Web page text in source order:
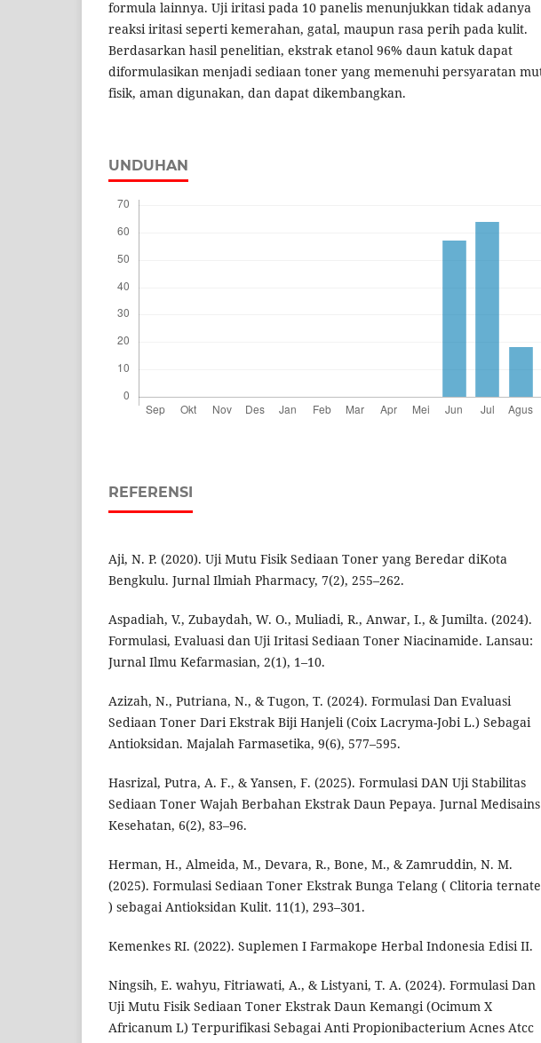
formula lainnya. Uji iritasi pada 10 panelis menunjukkan tidak adanya
reaksi iritasi seperti kemerahan, gatal, maupun rasa perih pada kulit.
Berdasarkan hasil penelitian, ekstrak etanol 96% daun katuk dapat
diformulasikan menjadi sediaan toner yang memenuhi persyaratan
fisik, aman digunakan, dan dapat dikembangkan.
UNDUHAN
REFERENSI
Aji, N. P. (2020). Uji Mutu Fisik Sediaan Toner yang Beredar diKota
Bengkulu. Jurnal Ilmiah Pharmacy, 7(2), 255–262.
Aspadiah, V., Zubaydah, W. O., Muliadi, R., Anwar, I., & Jumilta. (2024).
Formulasi, Evaluasi dan Uji Iritasi Sediaan Toner Niacinamide. Lansau:
Jurnal Ilmu Kefarmasian, 2(1), 1–10.
Azizah, N., Putriana, N., & Tugon, T. (2024). Formulasi Dan Evaluasi
Sediaan Toner Dari Ekstrak Biji Hanjeli (Coix Lacryma-Jobi L.) Sebagai
Antioksidan. Majalah Farmasetika, 9(6), 577–595.
Hasrizal, Putra, A. F., & Yansen, F. (2025). Formulasi DAN Uji Stabilitas
Sediaan Toner Wajah Berbahan Ekstrak Daun Pepaya. Jurnal Medisains
Kesehatan, 6(2), 83–96.
Herman, H., Almeida, M., Devara, R., Bone, M., & Zamruddin, N. M.
(2025). Formulasi Sediaan Toner Ekstrak Bunga Telang ( Clitoria
) sebagai Antioksidan Kulit. 11(1), 293–301.
Kemenkes RI. (2022). Suplemen I Farmakope Herbal Indonesia Edisi II.
Ningsih, E. wahyu, Fitriawati, A., & Listyani, T. A. (2024). Formulasi Dan
Uji Mutu Fisik Sediaan Toner Ekstrak Daun Kemangi (Ocimum X
Africanum L) Terpurifikasi Sebagai Anti Propionibacterium Acnes Atcc